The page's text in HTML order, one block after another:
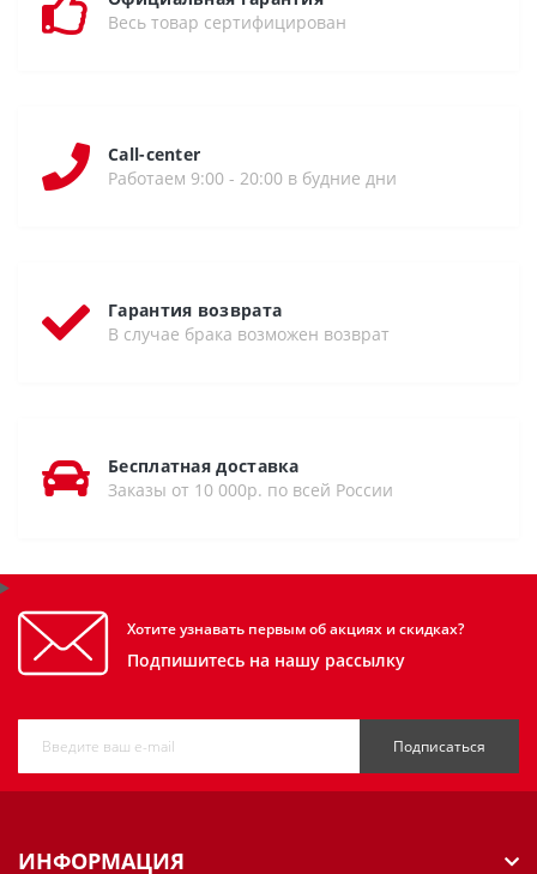
Весь товар сертифицирован
Call-center
Работаем 9:00 - 20:00 в будние дни
Гарантия возврата
В случае брака возможен возврат
Бесплатная доставка
Заказы от 10 000р. по всей России
Хотите узнавать первым об акциях и скидках?
Подпишитесь на нашу рассылку
Подписаться
ИНФОРМАЦИЯ